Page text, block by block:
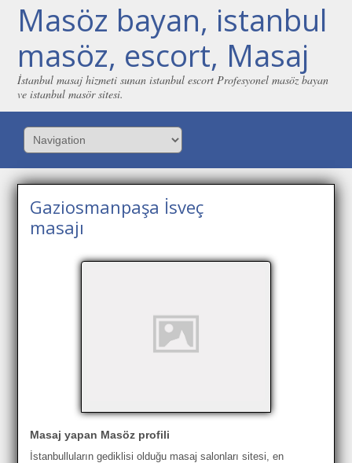
Masöz bayan, istanbul
masöz, escort, Masaj
İstanbul masaj hizmeti sunan istanbul escort Profesyonel masöz bayan
ve istanbul masör sitesi.
Gaziosmanpaşa İsveç
masajı
Masaj yapan Masöz profili
İstanbulluların gediklisi olduğu masaj salonları sitesi, en